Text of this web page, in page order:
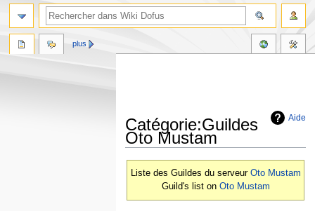
Aide
Catégorie:Guildes
Oto Mustam
Liste des Guildes du serveur Oto Mustam
Guild's list on Oto Mustam
plus